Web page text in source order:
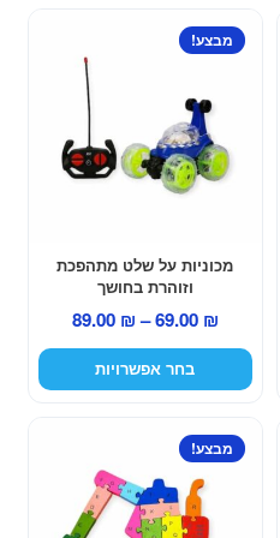
מכוניות על שלט מתהפכת
וזוהרת בחושך
מבצע!
69.00 ₪
–
89.00 ₪
טווח
מחירים:
בחר אפשרויות
למוצר
זה
סוגים.
האפשרויות
המוצר
מבצע!